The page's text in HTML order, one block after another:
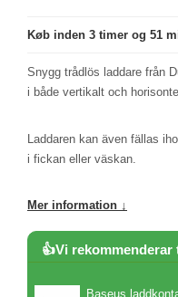
Køb inden 3 timer og 51
Snygg trådlös laddare från
i både vertikalt och
Laddaren kan även fällas
i fickan eller väskan.
Mer information ↓
👍Vi rekommenderar
Baseus